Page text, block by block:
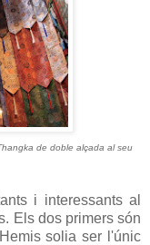
de doble alçada al seu
i interessants al
Els dos primers són
solia ser l'únic